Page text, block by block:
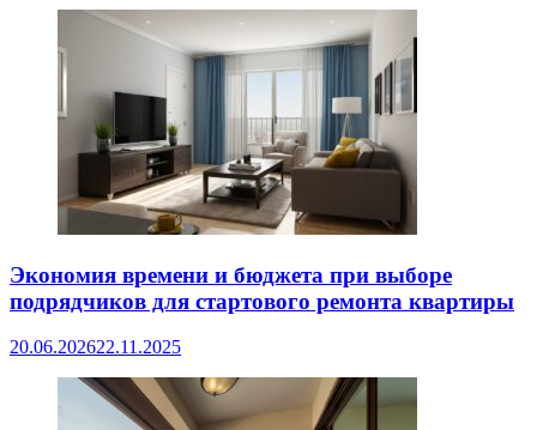
Экономия времени и бюджета при выборе
подрядчиков для стартового ремонта квартиры
20.06.202622.11.2025